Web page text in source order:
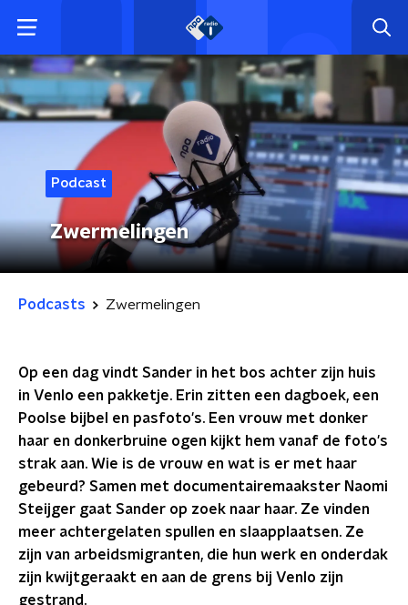
Podcast
Zwermelingen
Podcasts Zwermelingen
Op een dag vindt Sander in het bos achter zijn huis
in Venlo een pakketje. Erin zitten een dagboek, een
Poolse bijbel en pasfoto's. Een vrouw met donker
haar en donkerbruine ogen kijkt hem vanaf de foto's
strak aan. Wie is de vrouw en wat is er met haar
gebeurd? Samen met documentairemaakster Naomi
Steijger gaat Sander op zoek naar haar. Ze vinden
meer achtergelaten spullen en slaapplaatsen. Ze
zijn van arbeidsmigranten, die hun werk en onderdak
zijn kwijtgeraakt en aan de grens bij Venlo zijn
gestrand.